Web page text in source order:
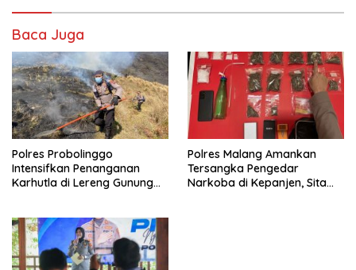
Baca Juga
Polres Probolinggo
Intensifkan Penanganan
Karhutla di Lereng Gunung
Polres Malang Amankan
Tersangka Pengedar
Narkoba di Kepanjen, Sita